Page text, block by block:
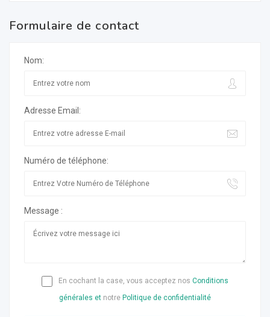
Formulaire de contact
Nom:
Adresse Email:
Numéro de téléphone:
Message :
En cochant la case, vous acceptez nos Conditions
générales et notre Politique de confidentialité